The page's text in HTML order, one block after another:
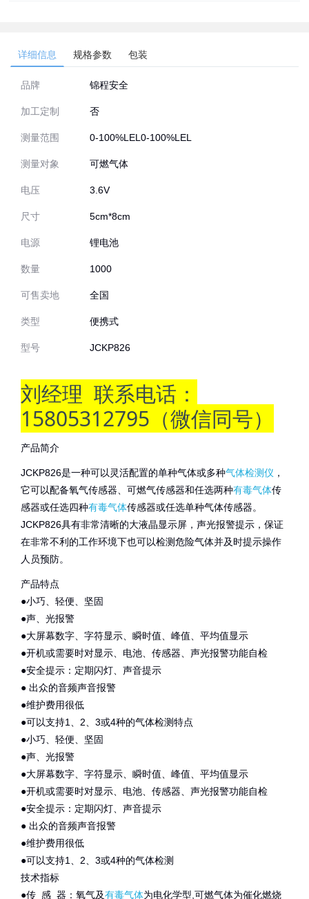
详细信息 规格参数 包装
品牌 锦程安全
加工定制 否
测量范围 0-100%LEL0-100%LEL
测量对象 可燃气体
电压 3.6V
尺寸 5cm*8cm
电源 锂电池
数量 1000
可售卖地 全国
类型 便携式
型号 JCKP826
刘经理 联系电话：
15805312795（微信同号）
产品简介
JCKP826是一种可以灵活配置的单种气体或多种气体检测仪 ，
它可以配备氧气传感器、可燃气传感器和任选两种有毒气体传
感器或任选四种有毒气体传感器或任选单种气体传感器。
JCKP826具有非常清晰的大液晶显示屏，声光报警提示，保证
在非常不利的工作环境下也可以检测危险气体并及时提示操作
人员预防。
产品特点
●小巧、轻便、坚固
●声、光报警
●大屏幕数字、字符显示、瞬时值、峰值、平均值显示
●开机或需要时对显示、电池、传感器、声光报警功能自检
●安全提示：定期闪灯、声音提示
● 出众的音频声音报警
●维护费用很低
●可以支持1、2、3或4种的气体检测特点
●小巧、轻便、坚固
●声、光报警
●大屏幕数字、字符显示、瞬时值、峰值、平均值显示
●开机或需要时对显示、电池、传感器、声光报警功能自检
●安全提示：定期闪灯、声音提示
● 出众的音频声音报警
●维护费用很低
●可以支持1、2、3或4种的气体检测
技术指标
●传 感 器：氧气及有毒气体为电化学型,可燃气体为催化燃烧